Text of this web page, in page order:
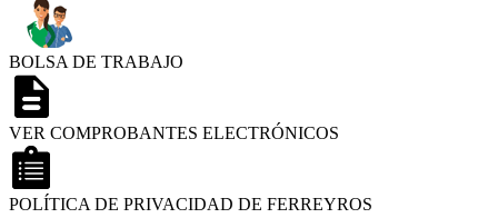
BOLSA DE TRABAJO
VER COMPROBANTES ELECTRÓNICOS
POLÍTICA DE PRIVACIDAD DE FERREYROS